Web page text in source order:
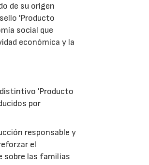
de su origen
'Producto
social que
económica y la
distintivo 'Producto
por
responsable y
el
sobre las familias